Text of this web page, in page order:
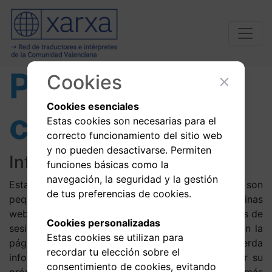
Política de
cookies
Información general
Esta página web utiliza cookies. Las cookies son
pequeños archivos de texto generados por las páginas
web que usted visita, las cuales contienen los datos de
sesión que pueden ser de utilidad más adelante en la
página web. De esta forma, esta web recuerda
información sobre su visita, lo que puede facilitar su
Cookies
Cookies esenciales
Estas cookies son necesarias para el
correcto funcionamiento del sitio web
y no pueden desactivarse. Permiten
funciones básicas como la
navegación, la seguridad y la gestión
de tus preferencias de cookies.
Cookies personalizadas
Estas cookies se utilizan para
recordar tu elección sobre el
consentimiento de cookies, evitando